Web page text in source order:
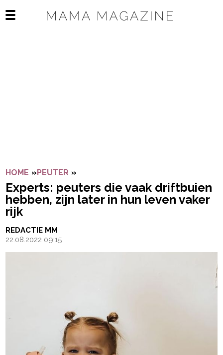
Open het mobiele menu
HOME »PEUTER »
Experts: peuters die vaak driftbuien
hebben, zijn later in hun leven vaker
rijk
REDACTIE MM
22.08.2022 09:15